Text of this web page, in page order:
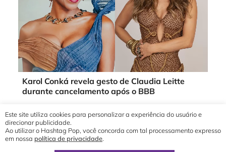
Karol Conká revela gesto de Claudia Leitte
durante cancelamento após o BBB
Este site utiliza cookies para personalizar a experiência do usuário e
direcionar publicidade.
Ao utilizar o Hashtag Pop, você concorda com tal processamento expresso
em nossa política de privacidade